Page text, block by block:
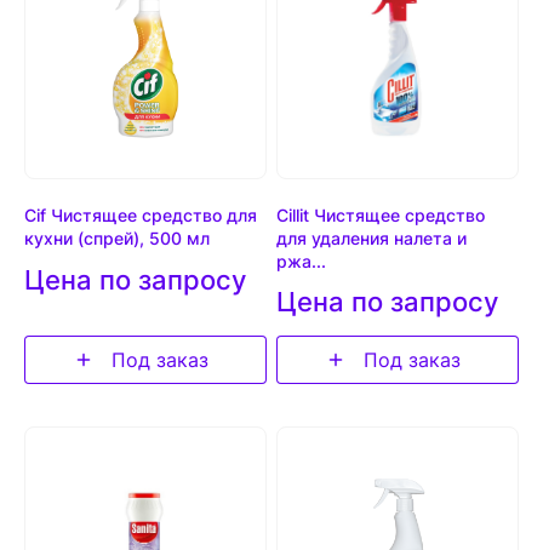
Cif Чистящее средство для
кухни (спрей), 500 мл
Цена по запросу
Под заказ
Cillit Чистящее средство
для удаления налета и
ржа...
Цена по запросу
Под заказ